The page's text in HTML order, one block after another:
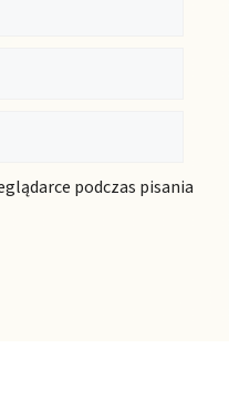
podczas pisania